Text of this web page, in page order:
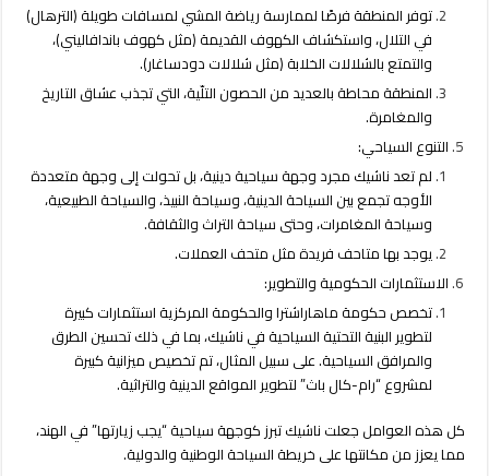
توفر المنطقة فرصًا لممارسة رياضة المشي لمسافات طويلة (الترهال)
في التلال، واستكشاف الكهوف القديمة (مثل كهوف باندافاليني)،
والتمتع بالشلالات الخلابة (مثل شلالات دودساغار).
المنطقة محاطة بالعديد من الحصون التلّية، التي تجذب عشاق التاريخ
والمغامرة.
التنوع السياحي:
لم تعد ناشيك مجرد وجهة سياحية دينية، بل تحولت إلى وجهة متعددة
الأوجه تجمع بين السياحة الدينية، وسياحة النبيذ، والسياحة الطبيعية،
وسياحة المغامرات، وحتى سياحة التراث والثقافة.
يوجد بها متاحف فريدة مثل متحف العملات.
الاستثمارات الحكومية والتطوير:
تخصص حكومة ماهاراشترا والحكومة المركزية استثمارات كبيرة
لتطوير البنية التحتية السياحية في ناشيك، بما في ذلك تحسين الطرق
والمرافق السياحية. على سبيل المثال، تم تخصيص ميزانية كبيرة
لمشروع “رام-كال باث” لتطوير المواقع الدينية والتراثية.
كل هذه العوامل جعلت ناشيك تبرز كوجهة سياحية “يجب زيارتها” في الهند،
مما يعزز من مكانتها على خريطة السياحة الوطنية والدولية.